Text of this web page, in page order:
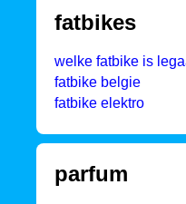
fatbikes
welke fatbike is
fatbike belgie
fatbike elektro
parfum